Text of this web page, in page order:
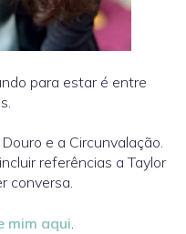
para estar é entre
e a Circunvalação.
referências a Taylor
conversa.
mim aqui.